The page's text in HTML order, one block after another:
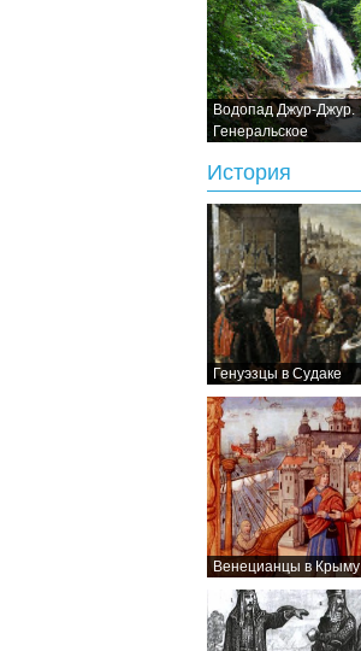
Водопад Джур-Джур.
Генеральское
История
Генуэзцы в Судаке
Венецианцы в Крыму